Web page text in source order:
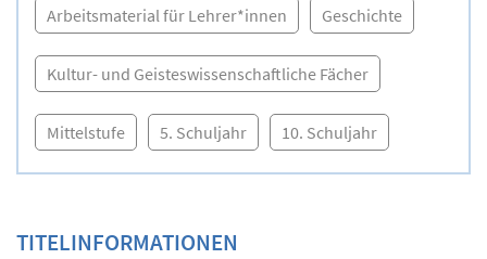
Arbeitsmaterial für Lehrer*innen Geschichte
Kultur- und Geisteswissenschaftliche Fächer
Mittelstufe 5. Schuljahr 10. Schuljahr
TITELINFORMATIONEN